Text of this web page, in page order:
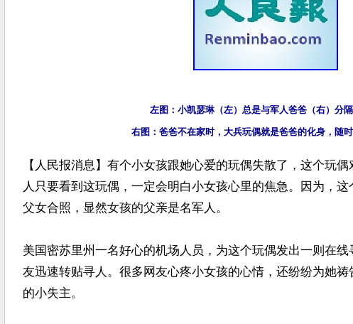
左图：小凯瑟琳（左）总是与军人爸爸（右）分隔
【人民报消息】有个小女孩跟她心爱的玩偶失散了，这个玩
人只要看到这玩偶，一定会明白小女孩心里的焦急。因为，这
父女合照，显然女孩的父亲是名军人。
美国密苏里州一名好心的机场人员，为这个玩偶发出一则在
友迅速转贴寻人。很多网友心疼小女孩的心情，还纷纷为她
的小失主。